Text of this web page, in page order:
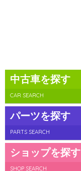
中古車を探す
CAR SEARCH
パーツを探す
PARTS SEARCH
ショップを探す
SHOP SEARCH